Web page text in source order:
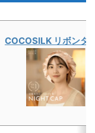
COCOSILK リボンタ